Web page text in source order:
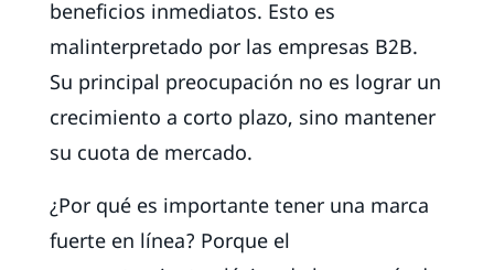
beneficios inmediatos. Esto es
malinterpretado por las empresas B2B.
Su principal preocupación no es lograr un
crecimiento a corto plazo, sino mantener
su cuota de mercado.
¿Por qué es importante tener una marca
fuerte en línea? Porque el